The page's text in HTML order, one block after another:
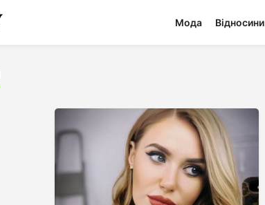
Мода Відносини